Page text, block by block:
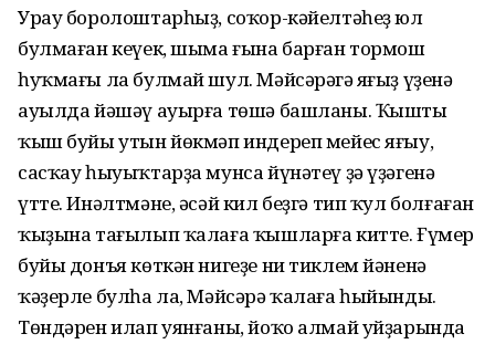
Урау боролоштарһыҙ, соҡор-кәйелтәһеҙ юл
булмаған кеүек, шыма ғына барған тормош
һуҡмағы ла булмай шул. Мәйсәрәгә яңғыҙ үҙенә
ауылда йәшәү ауырға төшә башланы. Ҡыштың
ҡыш буйы утын йөкмәп индереп мейес яғыу,
сасҡау һыуыҡтарҙа мунса йүнәтеү ҙә үҙәгенә
үтте. Инәлтмәне, әсәй кил беҙгә тип ҡул болғаған
ҡыҙына тағылып ҡалаға ҡышларға китте. Ғүмер
буйы донъя көткән нигеҙе ни тиклем йәненә
ҡәҙерле булһа ла, Мәйсәрә ҡалаға һыйынды.
Төндәрен илап уянғаны, йоҡо алмай уйҙарында